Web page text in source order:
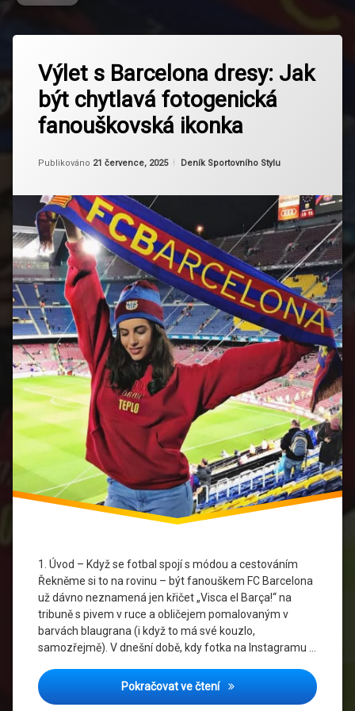
Výlet s Barcelona dresy: Jak
být chytlavá fotogenická
fanouškovská ikonka
Publikováno 21 července, 2025
Aktualizováno 21 července, 2025
Od Ruby
Kategorie:
Deník Sportovního Stylu
1. Úvod – Když se fotbal spojí s módou a cestováním
Řekněme si to na rovinu – být fanouškem FC Barcelona
už dávno neznamená jen křičet „Visca el Barça!“ na
tribuně s pivem v ruce a obličejem pomalovaným v
barvách blaugrana (i když to má své kouzlo,
samozřejmě). V dnešní době, kdy fotka na Instagramu …
Pokračovat ve čteníVýlet s Barcelona dresy:
Barça
Styl
Barcelonská
Dresy FC
Barcelona
Fandění
S
Jiskrou
Fanouškovský
Look
FC
Barcelona
Fotbal
A
Krása
fotbalová
móda
komentář
na
Výlet
s
Barcelona
dresy:
být
fotogenická
fanouškovská
ikonka